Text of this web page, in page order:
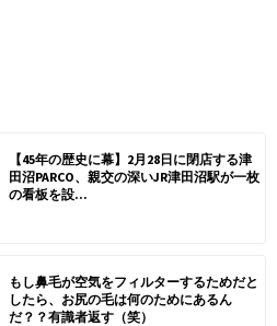
【45年の歴史に幕】2月28日に閉店する津
田沼PARCO、親交の深いJR津田沼駅が一枚
の看板を設...
もし鼻毛が空気をフィルターするためだと
したら、お尻の毛は何のためにあるん
だ？？有識者返す（笑）